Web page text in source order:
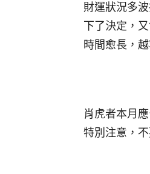
財運狀況多
下了決定，
時間愈長，
肖虎者本月
特別注意，